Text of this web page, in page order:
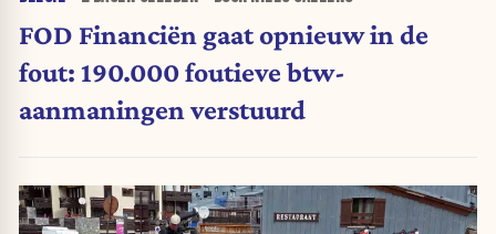
FOD Financiën gaat opnieuw in de
fout: 190.000 foutieve btw-
aanmaningen verstuurd